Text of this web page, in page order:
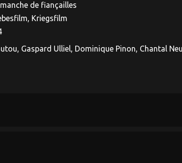
de fiançailles
Kriegsfilm
Gaspard Ulliel, Dominique Pinon, Chantal